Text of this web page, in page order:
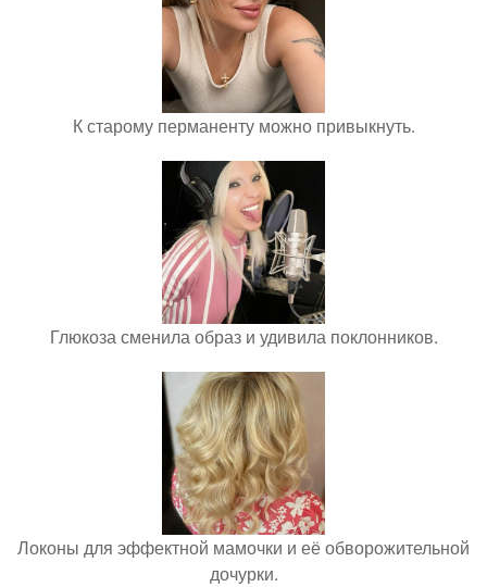
К старому перманенту можно привыкнуть.
Глюкоза сменила образ и удивила поклонников.
Локоны для эффектной мамочки и её обворожительной
дочурки.